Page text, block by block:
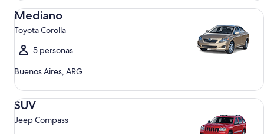
Mediano
Toyota Corolla
5 personas
Buenos Aires, ARG
Mediano Toyota Corolla
SUV
Jeep Compass
SUV Jeep Compass